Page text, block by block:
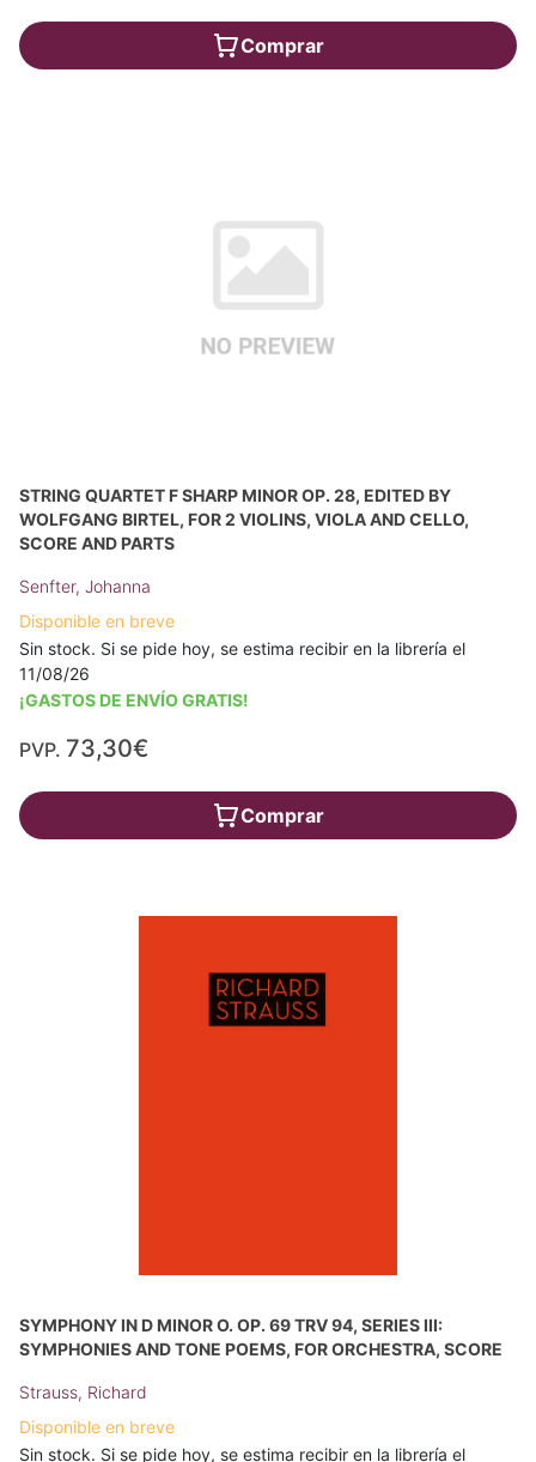
Comprar
STRING QUARTET F SHARP MINOR OP. 28, EDITED BY
WOLFGANG BIRTEL, FOR 2 VIOLINS, VIOLA AND CELLO,
SCORE AND PARTS
Senfter, Johanna
Disponible en breve
Sin stock. Si se pide hoy, se estima recibir en la librería el
11/08/26
¡GASTOS DE ENVÍO GRATIS!
PVP. 73,30€
Comprar
SYMPHONY IN D MINOR O. OP. 69 TRV 94, SERIES III:
SYMPHONIES AND TONE POEMS, FOR ORCHESTRA, SCORE
Strauss, Richard
Disponible en breve
Sin stock. Si se pide hoy, se estima recibir en la librería el